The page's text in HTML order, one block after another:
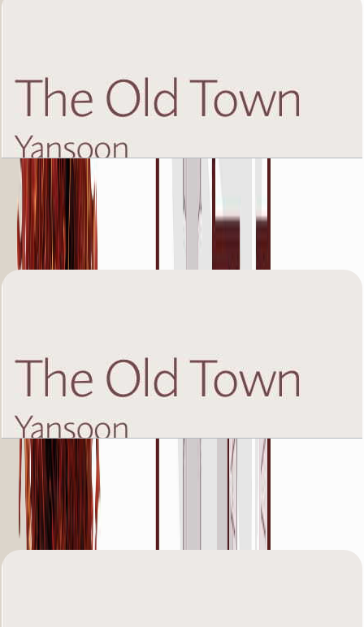
The Old Town Yansoon 5, First Floor, 1 BR, Unit
5, 752 SQFT
باز کردن چیدمان
The Old Town Yansoon 5, First Floor, 2 BR, Unit
1, 1318 SQFT
باز کردن چیدمان